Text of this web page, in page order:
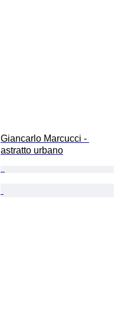
Giancarlo Marcucci -
astratto urbano